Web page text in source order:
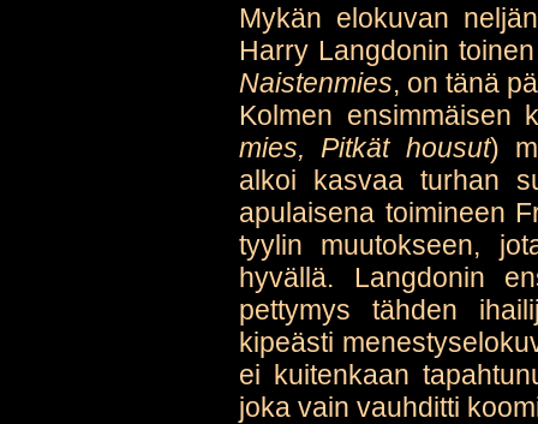
Mykän elokuvan
Harry Langdonin
Naistenmies, on tänä
Kolmen ensimmäisen
mies, Pitkät housut)
alkoi kasvaa turhan
apulaisena toimineen
tyylin muutokseen,
hyvällä. Langdonin
pettymys tähden
kipeästi
ei kuitenkaan
joka vain vauhditti